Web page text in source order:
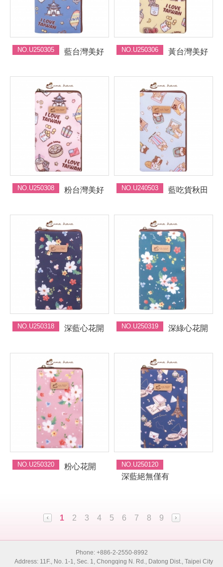
NO.U250305 藍台灣美好 NO.U250306 黃台灣美好
NO.U250308 粉台灣美好 NO.U240503 藍吃貨秋田
NO.U250318 深藍心花開 NO.U250319 深綠心花開
NO.U250320 粉心花開 NO.U250120
深藍絕無僅有
1 2 3 4 5 6 7 8 9
Phone: +886-2-2550-8992
Address: 11F., No. 1-1, Sec. 1, Chongqing N. Rd., Datong Dist., Taipei City